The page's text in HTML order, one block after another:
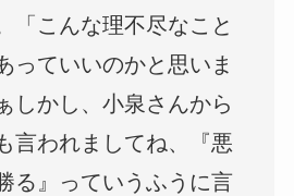
「こんな理不尽なこと
っていいのかと思いま
しかし、小泉さんから
言われましてね、『悪
る』っていうふうに言